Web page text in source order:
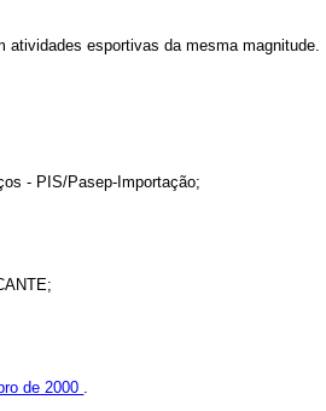
esportivas da mesma magnitude.
- PIS/Pasep-Importação;
de 2000 .